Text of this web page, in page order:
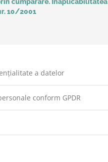
10/2001
a datelor
conform GPDR